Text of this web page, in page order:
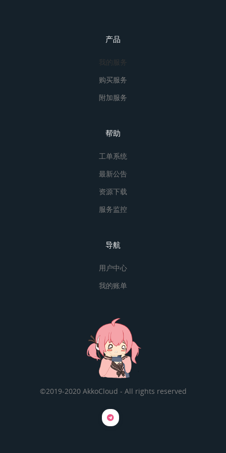
产品
我的服务
购买服务
附加服务
帮助
工单系统
最新公告
资源下载
服务监控
导航
用户中心
我的账单
©2019-2020 AkkoCloud - All rights reserved